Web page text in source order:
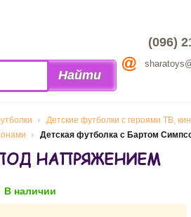
(096)
Детские футболки с героями ТВ,
Детская футболка с Бартом
НАПРЯЖЕНИЕМ
В наличии